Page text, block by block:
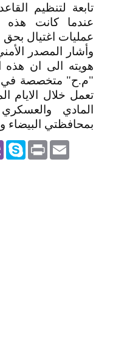
تابعة لتنظيم
عندما كانت هذه
عمليات اغتيال
وأشار المصدر
هويته الى ان هذه
"م.ح" متخصصة في
تعمل خلال الايام
المادي
بمحافظتي البيضاء
Skype PrintEmail